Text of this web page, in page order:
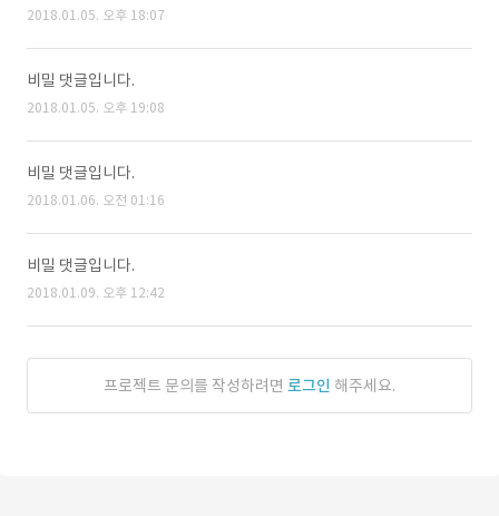
2018.01.05. 오후 18:07
비밀 댓글입니다.
2018.01.05. 오후 19:08
비밀 댓글입니다.
2018.01.06. 오전 01:16
비밀 댓글입니다.
2018.01.09. 오후 12:42
프로젝트 문의를 작성하려면 로그인 해주세요.